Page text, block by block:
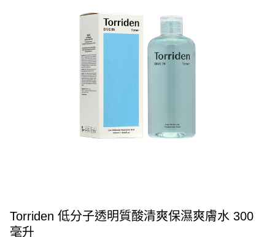
Torriden 低分子透明質酸清爽保濕爽膚水 300
毫升